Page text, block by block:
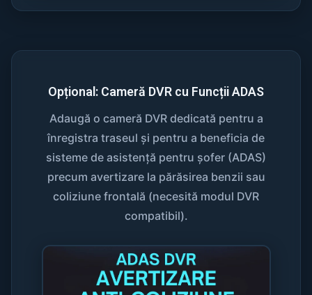
Opțional: Cameră DVR cu Funcții ADAS
Adaugă o cameră DVR dedicată pentru a
înregistra traseul și pentru a beneficia de
sisteme de asistență pentru șofer (ADAS)
precum avertizare la părăsirea benzii sau
coliziune frontală (necesită modul DVR
compatibil).